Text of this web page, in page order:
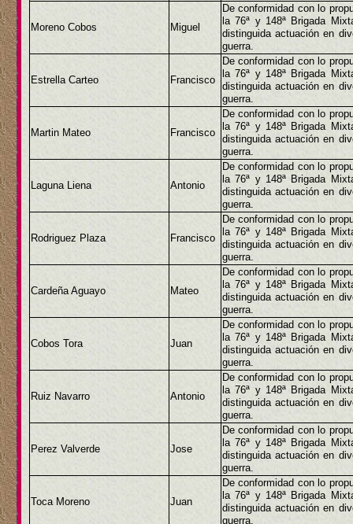
Moreno Cobos Miguel
De conformidad con lo
la 76ª y 148ª Brigada
distinguida actuación en
guerra.
Estrella Carteo Francisco
De conformidad con lo
la 76ª y 148ª Brigada
distinguida actuación en
guerra.
Martin Mateo Francisco
De conformidad con lo
la 76ª y 148ª Brigada
distinguida actuación en
guerra.
Laguna Liena Antonio
De conformidad con lo
la 76ª y 148ª Brigada
distinguida actuación en
guerra.
Rodriguez Plaza Francisco
De conformidad con lo
la 76ª y 148ª Brigada
distinguida actuación en
guerra.
Cardeña Aguayo Mateo
De conformidad con lo
la 76ª y 148ª Brigada
distinguida actuación en
guerra.
Cobos Tora Juan
De conformidad con lo
la 76ª y 148ª Brigada
distinguida actuación en
guerra.
Ruiz Navarro Antonio
De conformidad con lo
la 76ª y 148ª Brigada
distinguida actuación en
guerra.
Perez Valverde Jose
De conformidad con lo
la 76ª y 148ª Brigada
distinguida actuación en
guerra.
Toca Moreno Juan
De conformidad con lo
la 76ª y 148ª Brigada
distinguida actuación en
guerra.